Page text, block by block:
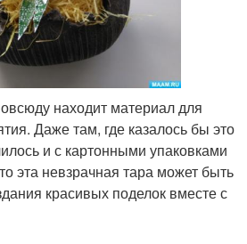
находит материал для
Даже там, где казалось бы это
и с картонными упаковками
эта невзрачная тара может быть
красивых поделок вместе с